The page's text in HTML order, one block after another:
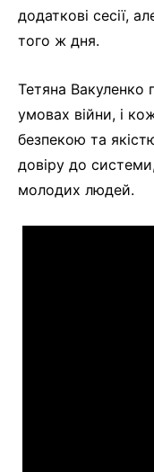
додаткові сесії,
того ж дня.
Тетяна Вакуленко
умовах війни, і
безпекою та
довіру до
молодих людей.